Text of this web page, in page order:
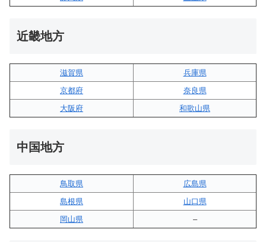
近畿地方
滋賀県
兵庫県
京都府
奈良県
大阪府
和歌山県
中国地方
鳥取県
広島県
島根県
山口県
岡山県
–